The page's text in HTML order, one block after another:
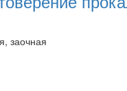
заочная